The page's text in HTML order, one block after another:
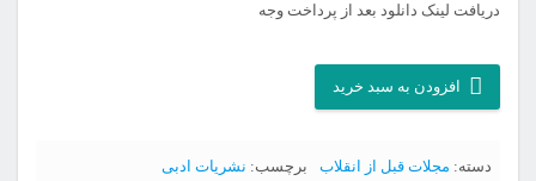
دریافت لینک دانلود بعد از پرداخت وجه
آرشیو
مجله
افزودن به سبد خرید
دسته: مجلات قبل از انقلاب برچسب: نشریات ادبی